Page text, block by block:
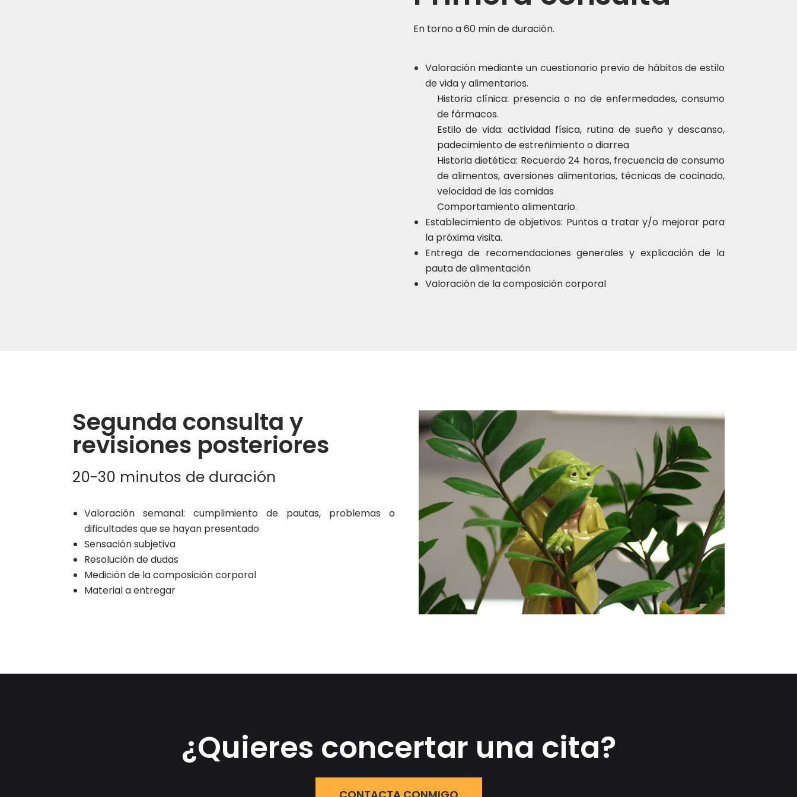
En torno a 60 min de duración.
Valoración mediante un cuestionario previo de hábitos de estilo
de vida y alimentarios.
Historia clínica: presencia o no de enfermedades, consumo
de fármacos.
Estilo de vida: actividad física, rutina de sueño y descanso,
padecimiento de estreñimiento o diarrea
Historia dietética: Recuerdo 24 horas, frecuencia de consumo
de alimentos, aversiones alimentarias, técnicas de cocinado,
velocidad de las comidas
Comportamiento alimentario.
Establecimiento de objetivos: Puntos a tratar y/o mejorar para
la próxima visita.
Entrega de recomendaciones generales y explicación de la
pauta de alimentación
Valoración de la composición corporal
Segunda consulta y
revisiones posteriores
20-30 minutos de duración
Valoración semanal: cumplimiento de pautas, problemas o
dificultades que se hayan presentado
Sensación subjetiva
Resolución de dudas
Medición de la composición corporal
Material a entregar
¿Quieres concertar una cita?